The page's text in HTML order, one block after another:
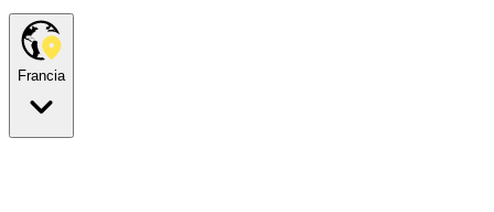
Francia